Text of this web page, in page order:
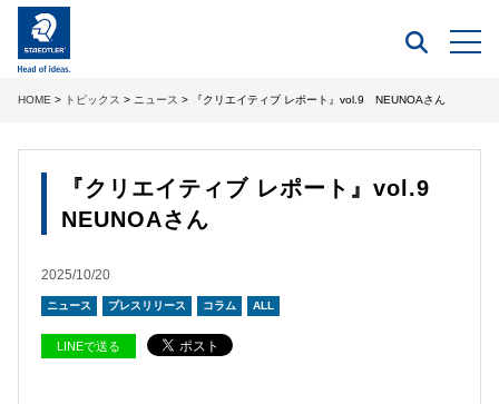
HOME > トピックス > ニュース > 『クリエイティブ レポート』vol.9 NEUNOAさん
『クリエイティブ レポート』vol.9
NEUNOAさん
2025/10/20
ニュース プレスリリース コラム ALL
LINEで送る